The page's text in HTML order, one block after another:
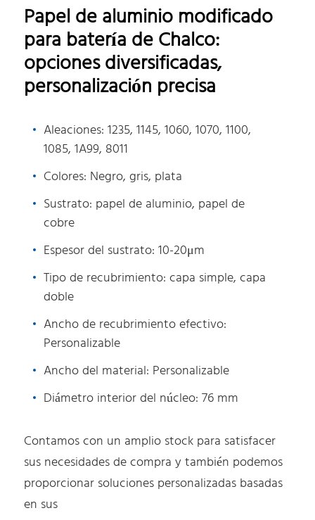
Papel de aluminio modificado
para batería de Chalco:
opciones diversificadas,
personalización precisa
Aleaciones: 1235, 1145, 1060, 1070, 1100,
1085, 1A99, 8011
Colores: Negro, gris, plata
Sustrato: papel de aluminio, papel de
cobre
Espesor del sustrato: 10-20μm
Tipo de recubrimiento: capa simple, capa
doble
Ancho de recubrimiento efectivo:
Personalizable
Ancho del material: Personalizable
Diámetro interior del núcleo: 76 mm
Contamos con un amplio stock para satisfacer
sus necesidades de compra y también podemos
proporcionar soluciones personalizadas basadas
en sus